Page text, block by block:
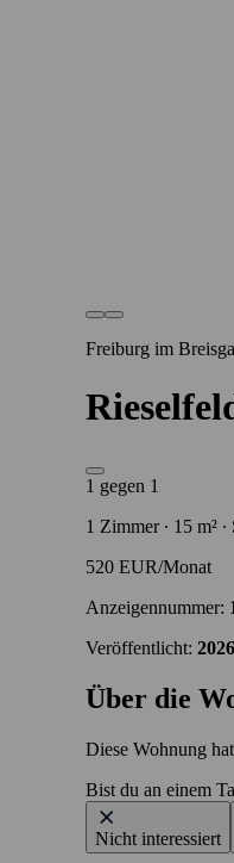
Freiburg im
1 gegen 1
1 Zimmer ∙ 15 m²
520 EUR/Monat
Anzeigennummer:
Veröffentlicht:
Über die
Diese Wohnung
Bist du an einem
Nicht interessiert